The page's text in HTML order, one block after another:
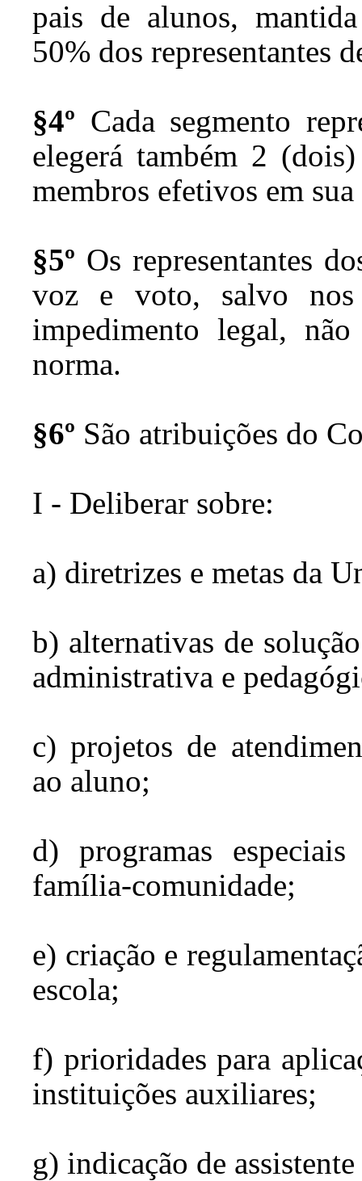
pais de alunos,
50% dos representantes
§4º Cada segmento
elegerá também 2
membros efetivos em
§5º Os representantes
voz e voto, salvo
impedimento legal,
norma.
§6º São atribuições do
I - Deliberar sobre:
a) diretrizes e metas da
b) alternativas de
administrativa e
c) projetos de
ao aluno;
d) programas
família-comunidade;
e) criação e
escola;
f) prioridades para
instituições auxiliares;
g) indicação de